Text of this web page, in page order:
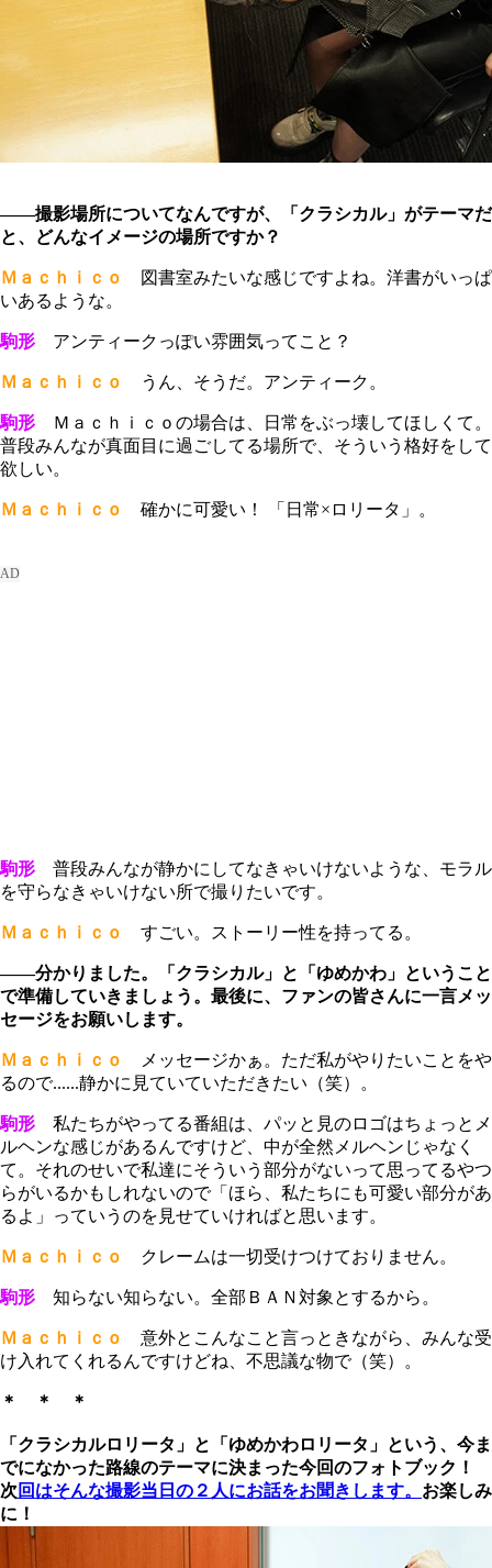
――撮影場所についてなんですが、「クラシカル」がテーマだ
と、どんなイメージの場所ですか？
Ｍａｃｈｉｃｏ
図書室みたいな感じですよね。洋書がいっぱ
いあるような。
駒形 アンティークっぽい雰囲気ってこと？
Ｍａｃｈｉｃｏ うん、そうだ。アンティーク。
駒形 Ｍａｃｈｉｃｏの場合は、日常をぶっ壊してほしくて。
普段みんなが真面目に過ごしてる場所で、そういう格好をして
欲しい。
Ｍａｃｈｉｃｏ 確かに可愛い！ 「日常×ロリータ」。
駒形 普段みんなが静かにしてなきゃいけないような、モラル
を守らなきゃいけない所で撮りたいです。
Ｍａｃｈｉｃｏ すごい。ストーリー性を持ってる。
――分かりました。「クラシカル」と「ゆめかわ」ということ
で準備していきましょう。最後に、ファンの皆さんに一言メッ
セージをお願いします。
Ｍａｃｈｉｃｏ
メッセージかぁ。ただ私がやりたいことをや
るので......静かに見ていていただきたい（笑）。
駒形 私たちがやってる番組は、パッと見のロゴはちょっとメ
ルヘンな感じがあるんですけど、中が全然メルヘンじゃなく
て。それのせいで私達にそういう部分がないって思ってるやつ
らがいるかもしれないので「ほら、私たちにも可愛い部分があ
るよ」っていうのを見せていければと思います。
Ｍａｃｈｉｃｏ クレームは一切受けつけておりません。
駒形 知らない知らない。全部ＢＡＮ対象とするから。
Ｍａｃｈｉｃｏ
意外とこんなこと言っときながら、みんな受
け入れてくれるんですけどね、不思議な物で（笑）。
＊ ＊ ＊
「クラシカルロリータ」と「ゆめかわロリータ」という、今ま
でになかった路線のテーマに決まった今回のフォトブック！
次 回はそんな撮影当日の２人にお話をお聞きします。 お楽しみ
に！